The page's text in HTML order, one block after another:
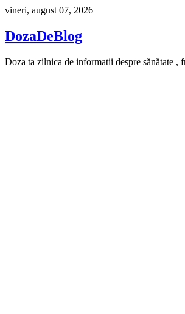
Skip
content
vineri, august 07, 2026
DozaDeBlog
Doza ta zilnica de informatii despre sănătate ,